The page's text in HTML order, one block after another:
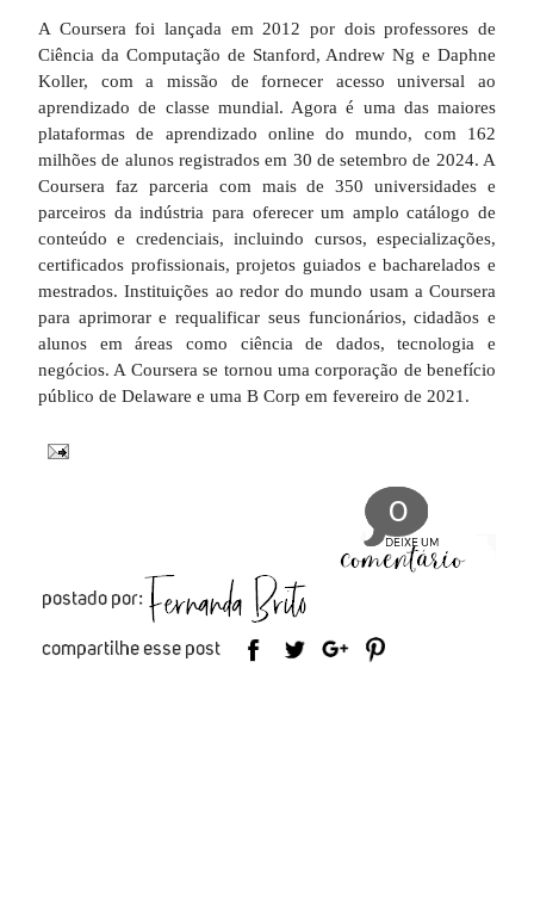
A Coursera foi lançada em 2012 por dois professores de
Ciência da Computação de Stanford, Andrew Ng e Daphne
Koller, com a missão de fornecer acesso universal ao
aprendizado de classe mundial. Agora é uma das maiores
plataformas de aprendizado online do mundo, com 162
milhões de alunos registrados em 30 de setembro de 2024. A
Coursera faz parceria com mais de 350 universidades e
parceiros da indústria para oferecer um amplo catálogo de
conteúdo e credenciais, incluindo cursos, especializações,
certificados profissionais, projetos guiados e bacharelados e
mestrados. Instituições ao redor do mundo usam a Coursera
para aprimorar e requalificar seus funcionários, cidadãos e
alunos em áreas como ciência de dados, tecnologia e
negócios. A Coursera se tornou uma corporação de benefício
público de Delaware e uma B Corp em fevereiro de 2021.
0